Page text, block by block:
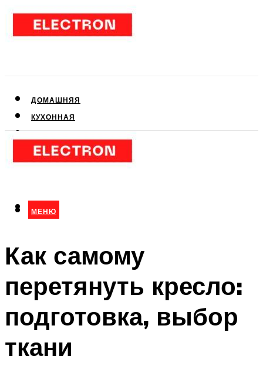
ДОМАШНЯЯ
КУХОННАЯ
КЛИМАТИЧЕСКАЯ
МЕНЮ
МЕНЮ
Как самому
перетянуть кресло:
подготовка, выбор
ткани